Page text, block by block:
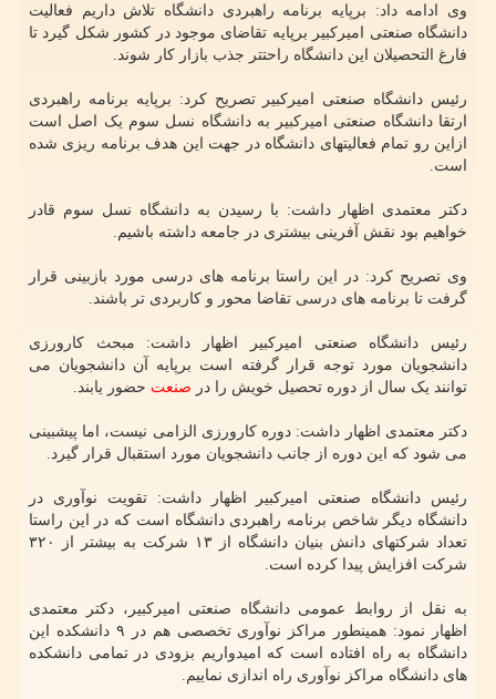
وی ادامه داد: برپایه برنامه راهبردی دانشگاه تلاش داریم فعالیت
دانشگاه صنعتی امیرکبیر برپایه تقاضای موجود در کشور شکل گیرد تا
فارغ التحصیلان این دانشگاه راحتتر جذب بازار کار شوند.
رئیس دانشگاه صنعتی امیرکبیر تصریح کرد: برپایه برنامه راهبردی
ارتقا دانشگاه صنعتی امیرکبیر به دانشگاه نسل سوم یک اصل است
ازاین رو تمام فعالیتهای دانشگاه در جهت این هدف برنامه ریزی شده
است.
دکتر معتمدی اظهار داشت: با رسیدن به دانشگاه نسل سوم قادر
خواهیم بود نقش آفرینی بیشتری در جامعه داشته باشیم.
وی تصریح کرد: در این راستا برنامه های درسی مورد بازبینی قرار
گرفت تا برنامه های درسی تقاضا محور و کاربردی تر باشند.
رئیس دانشگاه صنعتی امیرکبیر اظهار داشت: مبحث کارورزی
دانشجویان مورد توجه قرار گرفته است برپایه آن دانشجویان می
توانند یک سال از دوره تحصیل خویش را در صنعت حضور یابند.
دکتر معتمدی اظهار داشت: دوره کارورزی الزامی نیست، اما پیشبینی
می شود که این دوره از جانب دانشجویان مورد استقبال قرار گیرد.
رئیس دانشگاه صنعتی امیرکبیر اظهار داشت: تقویت نوآوری در
دانشگاه دیگر شاخص برنامه راهبردی دانشگاه است که در این راستا
تعداد شرکتهای دانش بنیان دانشگاه از ۱۳ شرکت به بیشتر از ۳۲۰
شرکت افزایش پیدا کرده است.
به نقل از روابط عمومی دانشگاه صنعتی امیرکبیر، دکتر معتمدی
اظهار نمود: همینطور مراکز نوآوری تخصصی هم در ۹ دانشکده این
دانشگاه به راه افتاده است که امیدواریم بزودی در تمامی دانشکده
های دانشگاه مراکز نوآوری راه اندازی نماییم.